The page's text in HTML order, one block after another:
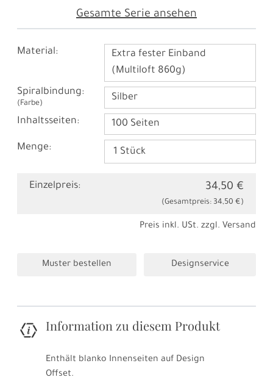
Gesamte Serie ansehen
Material:
Extra fester Einband
(Multiloft 860g)
Spiralbindung:
(Farbe)
Silber
Inhaltsseiten: 100 Seiten
Menge:
Einzelpreis: 34,50 €
(Gesamtpreis: 34,50 €)
Preis inkl. USt. zzgl. Versand
Muster bestellen Designservice
Information zu diesem Produkt
Enthält blanko Innenseiten auf Design
Offset.